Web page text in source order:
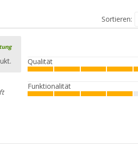
Sortieren:
Qualität
Funktionalität